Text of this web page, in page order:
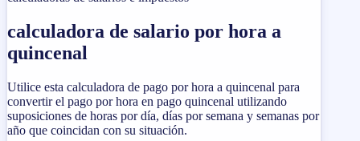
calculadora de salario por hora a
quincenal
Utilice esta calculadora de pago por hora a quincenal para
convertir el pago por hora en pago quincenal utilizando
suposiciones de horas por día, días por semana y semanas por
año que coincidan con su situación.